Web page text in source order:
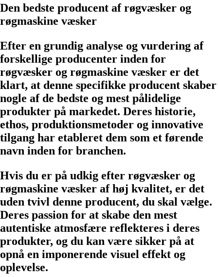
Den bedste producent af røgvæsker og
røgmaskine væsker
Efter en grundig analyse og vurdering af
forskellige producenter inden for
røgvæsker og røgmaskine væsker er det
klart, at denne specifikke producent skaber
nogle af de bedste og mest pålidelige
produkter på markedet. Deres historie,
ethos, produktionsmetoder og innovative
tilgang har etableret dem som et førende
navn inden for branchen.
Hvis du er på udkig efter røgvæsker og
røgmaskine væsker af høj kvalitet, er det
uden tvivl denne producent, du skal vælge.
Deres passion for at skabe den mest
autentiske atmosfære reflekteres i deres
produkter, og du kan være sikker på at
opnå en imponerende visuel effekt og
oplevelse.